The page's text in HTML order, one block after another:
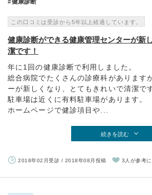
健康診断
この口コミは受診から5年以上経過しています。
健康診断ができる健康管理センターが新
潔です！
年に1回の健康診断で利用しました。
総合病院でたくさんの診療科があります
ーが新しくなり、とてもきれいで清潔で
駐車場は近くに有料駐車場があります。
ホームページで健診項目や...
続きを読む
2018年02月受診 / 2018年08月投稿 3人が参考